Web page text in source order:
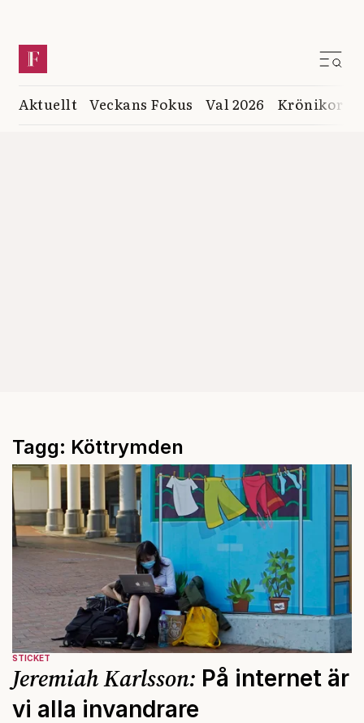
Aktuellt Veckans Fokus Val 2026 Krönikor
Tagg: Köttrymden
STICKET
Jeremiah Karlsson: På internet är
vi alla invandrare